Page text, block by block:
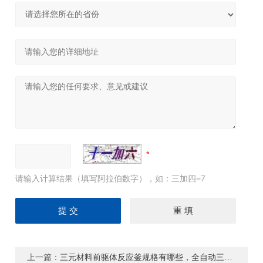
请输入计算结果（填写阿拉伯数字），如：三加四=7
上一篇：三元材料前驱体反应釜规格有哪些，全自动三元锂电池反应釜厂家-威海振泓